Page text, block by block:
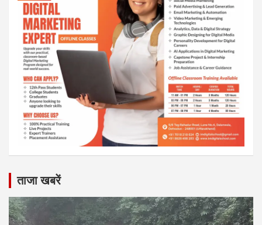
ताजा खबरें